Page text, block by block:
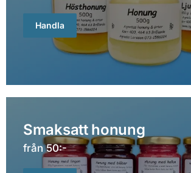
Handla
Smaksatt honung
från 50:-